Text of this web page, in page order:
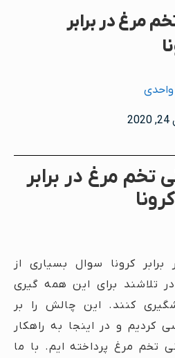
مرغ در برابر
واحدی
مرغ در برابر
کرونا
کرونا سوال بسیاری از
تلاشند برای این همه گیری
کنند. این چالش را بر
و در اینجا به راهکار
تخم مرغ پرداخته ایم. با ما